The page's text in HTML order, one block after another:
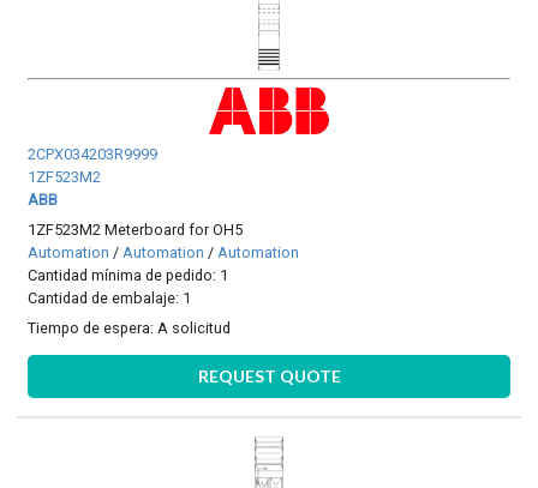
2CPX034203R9999
1ZF523M2
ABB
1ZF523M2 Meterboard for OH5
Automation / Automation / Automation
Cantidad mínima de pedido: 1
Cantidad de embalaje: 1
Tiempo de espera:A solicitud
REQUEST QUOTE